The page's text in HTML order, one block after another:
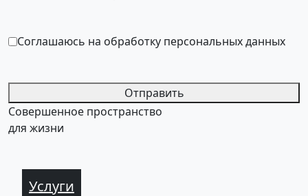
Соглашаюсь на обработку персональных данных
Отправить
Совершенное пространство
для жизни
Услуги